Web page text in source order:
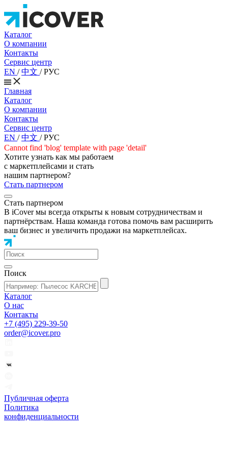
Каталог
О компании
Контакты
Сервис центр
EN /中文 /РУС
Главная
Каталог
О компании
Контакты
Сервис центр
EN /中文 /РУС
Cannot find 'blog' template with page 'detail'
Хотите узнать как мы работаем
с маркетплейсами и стать
нашим партнером?
Стать партнером
Стать партнером
В iCover мы всегда открыты к новым сотрудничествам и
партнёрствам. Наша команда готова помочь вам расширить
ваш бизнес и увеличить продажи на маркетплейсах.
Поиск
Каталог
О нас
Контакты
+7 (495) 229-39-50
order@icover.pro
Публичная оферта
Политика
конфиденциальности